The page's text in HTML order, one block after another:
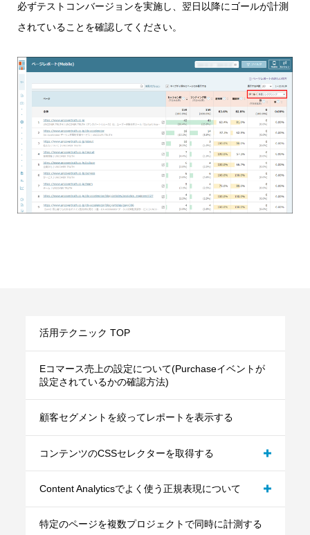
必ずテストコンバージョンを実施し、翌日以降にゴールが計測
されていることを確認してください。
活用テクニック TOP
Eコマース売上の設定について(Purchaseイベントが
設定されているかの確認方法)
顧客セグメントを絞ってレポートを表示する
コンテンツのCSSセレクターを取得する
パターンＡ：JavaScriptを記述して任意のカスタ
ムイベントをゴールとして設定する
Content Analyticsでよく使う正規表現について
パターンB：外部リンクのクリックイベントをゴ
特定のページを複数プロジェクトで同時に計測する